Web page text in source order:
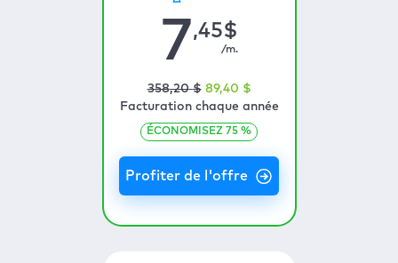
7,45$
/m.
358,20 $ 89,40 $
Facturation chaque année
ÉCONOMISEZ 75 %